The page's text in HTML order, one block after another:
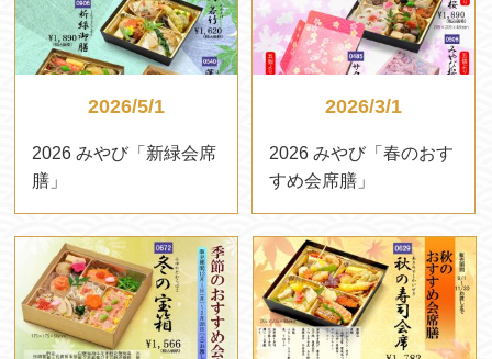
2026/5/1
2026 みやび「新緑会席
膳」
2026/3/1
2026 みやび「春のおす
すめ会席膳」